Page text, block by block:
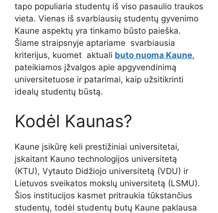
tapo populiaria studentų iš viso pasaulio traukos
vieta. Vienas iš svarbiausių studentų gyvenimo
Kaune aspektų yra tinkamo būsto paieška.
Šiame straipsnyje aptariame svarbiausia
kriterijus, kuomet aktuali buto nuoma Kaune,
pateikiamos įžvalgos apie apgyvendinimą
universitetuose ir patarimai, kaip užsitikrinti
idealų studentų būstą.
Kodėl Kaunas?
Kaune įsikūrę keli prestižiniai universitetai,
įskaitant Kauno technologijos universitetą
(KTU), Vytauto Didžiojo universitetą (VDU) ir
Lietuvos sveikatos mokslų universitetą (LSMU).
Šios institucijos kasmet pritraukia tūkstančius
studentų, todėl studentų butų Kaune paklausa